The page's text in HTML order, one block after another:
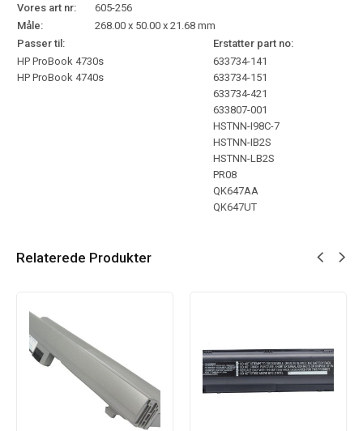
Vores art nr:
605-256
Måle:
268.00 x 50.00 x 21.68 mm
Passer til:
Erstatter part no:
HP ProBook 4730s
HP ProBook 4740s
633734-141
633734-151
633734-421
633807-001
HSTNN-I98C-7
HSTNN-IB2S
HSTNN-LB2S
PR08
QK647AA
QK647UT
Relaterede Produkter